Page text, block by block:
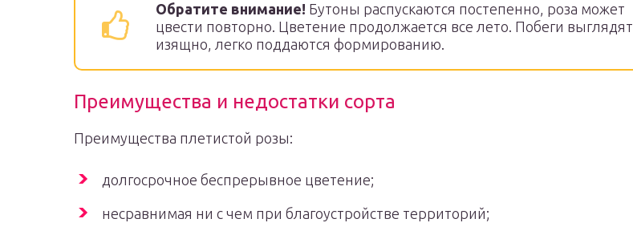
Обратите внимание! Бутоны распускаются постепенно, роза может
цвести повторно. Цветение продолжается все лето. Побеги выглядят
изящно, легко поддаются формированию.
Преимущества и недостатки сорта
Преимущества плетистой розы:
долгосрочное беспрерывное цветение;
несравнимая ни с чем при благоустройстве территорий;